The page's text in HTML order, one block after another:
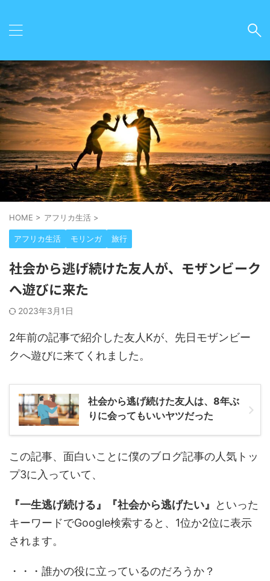
HOME > アフリカ生活 >
アフリカ生活 モリンガ 旅行
社会から逃げ続けた友人が、モザンビーク
へ遊びに来た
2023年3月1日
2年前の記事で紹介した友人Kが、先日モザンビー
クへ遊びに来てくれました。
社会から逃げ続けた友人は、8年ぶ
りに会ってもいいヤツだった
この記事、面白いことに僕のブログ記事の人気トッ
プ3に入っていて、
『一生逃げ続ける』『社会から逃げたい』
といった
キーワードでGoogle検索すると、1位か2位に表示
されます。
・・・誰かの役に立っているのだろうか？